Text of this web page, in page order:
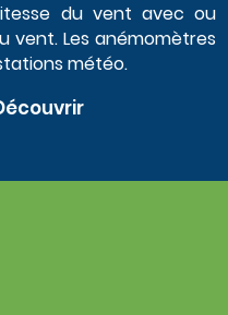
du vent avec ou
vent. Les anémomètres
météo.